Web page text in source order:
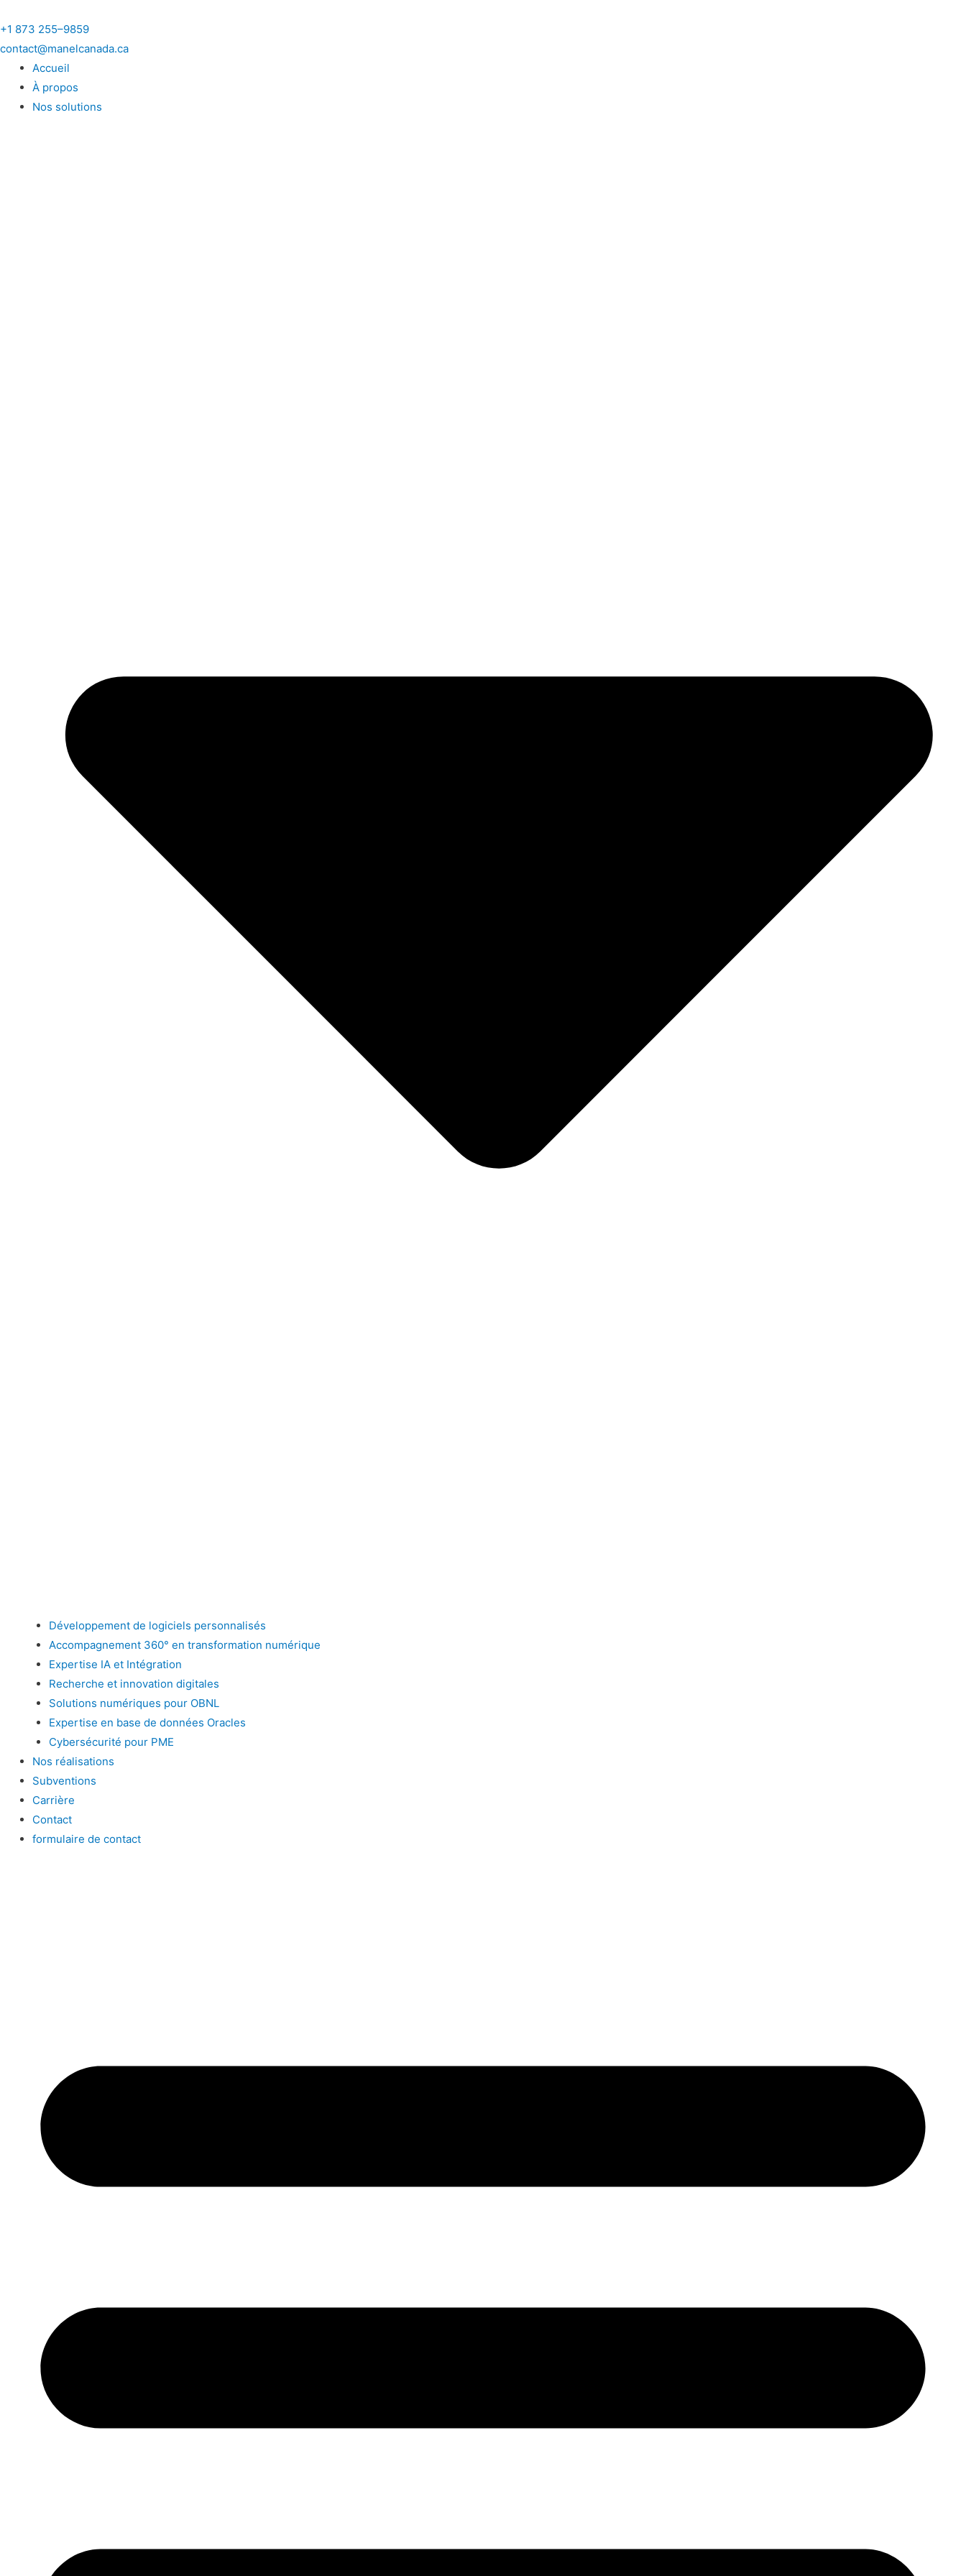
au
contenu
+1 873 255–9859
contact@manelcanada.ca
Accueil
À propos
Nos solutions
Développement de logiciels personnalisés
Accompagnement 360° en transformation numérique
Expertise IA et Intégration
Recherche et innovation digitales
Solutions numériques pour OBNL
Expertise en base de données Oracles
Cybersécurité pour PME
Nos réalisations
Subventions
Carrière
Contact
formulaire de contact